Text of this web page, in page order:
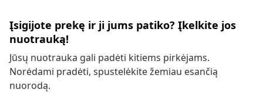
Įsigijote prekę ir ji jums patiko? Įkelkite jos
nuotrauką!
Jūsų nuotrauka gali padėti kitiems pirkėjams.
Norėdami pradėti, spustelėkite žemiau esančią
nuorodą.